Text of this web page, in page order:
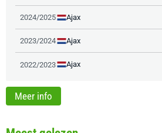
2024/2025 Ajax
2023/2024 Ajax
2022/2023 Ajax
Meer info